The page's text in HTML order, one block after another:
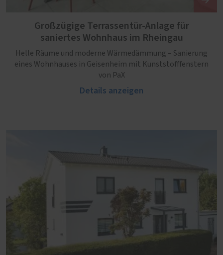
Großzügige Terrassentür-Anlage für
saniertes Wohnhaus im Rheingau
Helle Räume und moderne Wärmedämmung – Sanierung
eines Wohnhauses in Geisenheim mit Kunststofffenstern
von PaX
Details anzeigen